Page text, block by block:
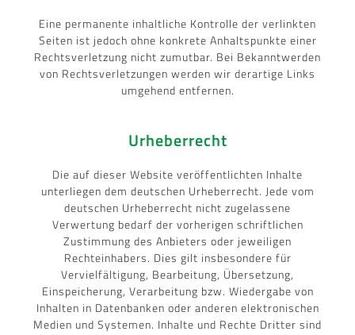
Eine permanente inhaltliche Kontrolle der verlinkten
Seiten ist jedoch ohne konkrete Anhaltspunkte einer
Rechtsverletzung nicht zumutbar. Bei Bekanntwerden
von Rechtsverletzungen werden wir derartige Links
umgehend entfernen.
Urheberrecht
Die auf dieser Website veröffentlichten Inhalte
unterliegen dem deutschen Urheberrecht. Jede vom
deutschen Urheberrecht nicht zugelassene
Verwertung bedarf der vorherigen schriftlichen
Zustimmung des Anbieters oder jeweiligen
Rechteinhabers. Dies gilt insbesondere für
Vervielfältigung, Bearbeitung, Übersetzung,
Einspeicherung, Verarbeitung bzw. Wiedergabe von
Inhalten in Datenbanken oder anderen elektronischen
Medien und Systemen. Inhalte und Rechte Dritter sind